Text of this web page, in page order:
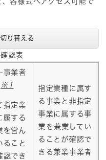
り替える
認表
事業者
※1
指定業
属する
を営ん
ること
認でき
指定業種に属す
る事業と非指定
事業に属する事
業を兼業してい
ることが確認で
きる兼業事業者